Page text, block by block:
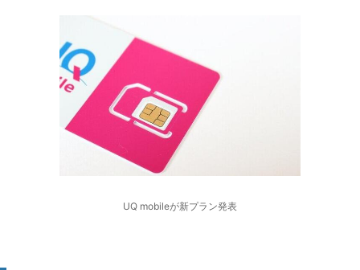
UQ mobileが新プラン発表